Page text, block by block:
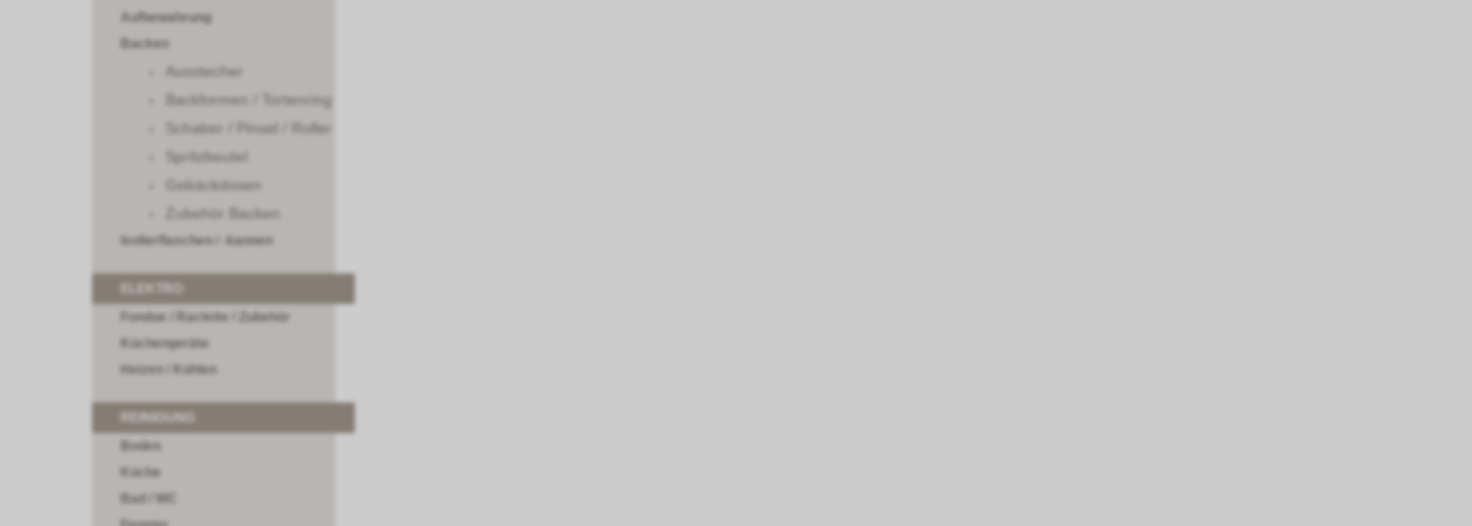
Aufbewahrung
Backen
Ausstecher
Backformen / Tortenring
Schaber / Pinsel / Roller
Spritzbeutel
Gebäckdosen
Zubehör Backen
Isolierflaschen / -kannen
Fondue / Raclette / Zubehör
Küchengeräte
Heizen / Kühlen
REINIGUNG
Boden
Küche
Bad / WC